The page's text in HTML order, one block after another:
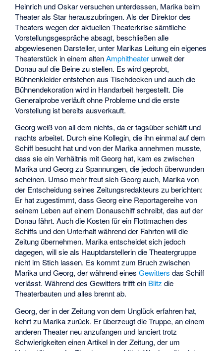
Heinrich und Oskar versuchen unterdessen, Marika beim
Theater als Star herauszubringen. Als der Direktor des
Theaters wegen der aktuellen Theaterkrise sämtliche
Vorstellungsgespräche absagt, beschließen alle
abgewiesenen Darsteller, unter Marikas Leitung ein eigenes
Theaterstück in einem altenAmphitheater unweit der
Donau auf die Beine zu stellen. Es wird geprobt,
Bühnenkleider entstehen aus Tischdecken und auch die
Bühnendekoration wird in Handarbeit hergestellt. Die
Generalprobe verläuft ohne Probleme und die erste
Vorstellung ist bereits ausverkauft.
Georg weiß von all dem nichts, da er tagsüber schläft und
nachts arbeitet. Durch eine Kollegin, die ihn einmal auf dem
Schiff besucht hat und von der Marika annehmen musste,
dass sie ein Verhältnis mit Georg hat, kam es zwischen
Marika und Georg zu Spannungen, die jedoch überwunden
scheinen. Umso mehr freut sich Georg auch, Marika von
der Entscheidung seines Zeitungsredakteurs zu berichten:
Er hat zugestimmt, dass Georg eine Reportagereihe von
seinem Leben auf einem Donauschiff schreibt, das auf der
Donau fährt. Auch die Kosten für ein Flottmachen des
Schiffs und den Unterhalt während der Fahrten will die
Zeitung übernehmen. Marika entscheidet sich jedoch
dagegen, will sie als Hauptdarstellerin die Theatergruppe
nicht im Stich lassen. Es kommt zum Bruch zwischen
Marika und Georg, der während einesGewitters das Schiff
verlässt. Während des Gewitters trifft ein Blitz die
Theaterbauten und alles brennt ab.
Georg, der in der Zeitung von dem Unglück erfahren hat,
kehrt zu Marika zurück. Er überzeugt die Truppe, an einem
anderen Theater neu anzufangen und lanciert trotz
Schwierigkeiten einen Artikel in der Zeitung, der um